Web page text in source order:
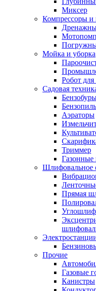
Миксер
Компрессоры и
Мойка и уборка
Робот
Садовая
Аэраторы
Триммер
Газонные
Шлифовальное
Прямая
Прочие
Газовые
Канистры